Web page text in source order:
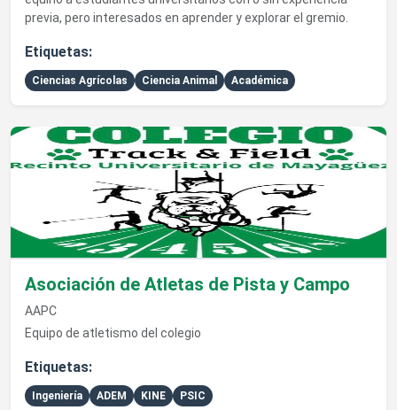
previa, pero interesados en aprender y explorar el gremio.
Etiquetas:
Ciencias Agrícolas Ciencia Animal Académica
Ver detalles de Asociación de Atletas de Pista y Campo
Asociación de Atletas de Pista y Campo
AAPC
Equipo de atletismo del colegio
Etiquetas:
Ingeniería ADEM KINE PSIC